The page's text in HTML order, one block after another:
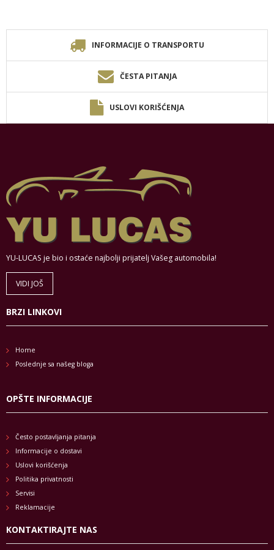
INFORMACIJE O TRANSPORTU
ČESTA PITANJA
USLOVI KORIŠĆENJA
YU-LUCAS je bio i ostaće najbolji prijatelj Vašeg automobila!
VIDI JOŠ
BRZI LINKOVI
Home
Poslednje sa našeg bloga
OPŠTE INFORMACIJE
Često postavljanja pitanja
Informacije o dostavi
Uslovi korišćenja
Politika privatnosti
Servisi
Reklamacije
KONTAKTIRAJTE NAS